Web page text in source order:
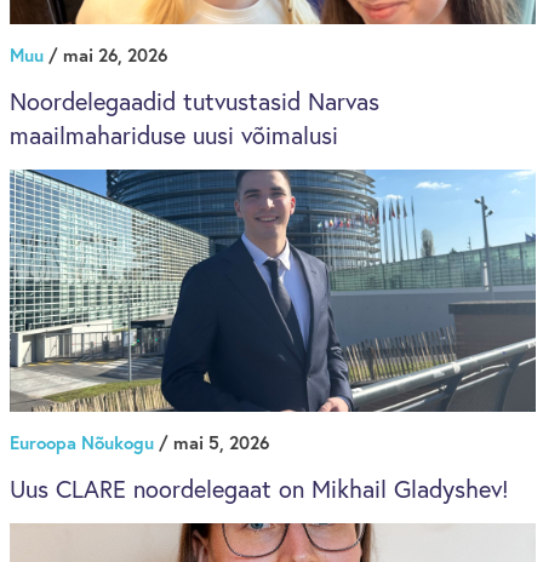
Muu/ mai 26, 2026
Noordelegaadid tutvustasid Narvas
maailmahariduse uusi võimalusi
Euroopa Nõukogu/ mai 5, 2026
Uus CLARE noordelegaat on Mikhail Gladyshev!